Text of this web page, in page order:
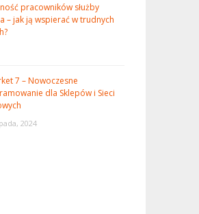
pracowników służby
– jak ją wspierać w trudnych
7 – Nowoczesne
dla Sklepów i Sieci
2024